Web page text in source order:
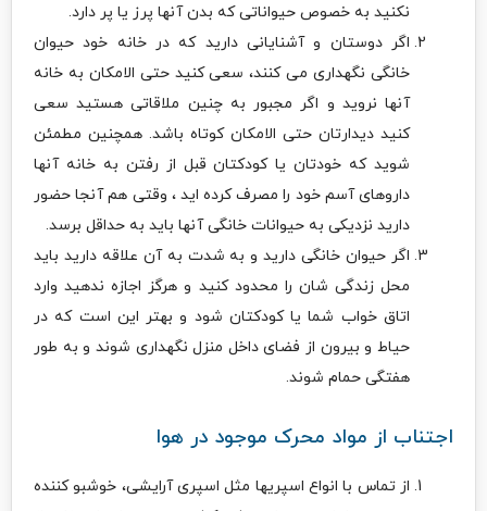
نکنید به خصوص حیواناتی که بدن آنها پرز یا پر دارد.
اگر دوستان و آشنایانی دارید که در خانه خود حیوان
خانگی نگهداری می کنند، سعی کنید حتی الامکان به خانه
آنها نروید و اگر مجبور به چنین ملاقاتی هستید سعی
کنید دیدارتان حتی الامکان کوتاه باشد. همچنین مطمئن
شوید که خودتان یا کودکتان قبل از رفتن به خانه آنها
داروهای آسم خود را مصرف کرده اید ، وقتی هم آنجا حضور
دارید نزدیکی به حیوانات خانگی آنها باید به حداقل برسد.
اگر حیوان خانگی دارید و به شدت به آن علاقه دارید باید
محل زندگی شان را محدود کنید و هرگز اجازه ندهید وارد
اتاق خواب شما یا کودکتان شود و بهتر این است که در
حیاط و بیرون از فضای داخل منزل نگهداری شوند و به طور
هفتگی حمام شوند.
اجتناب از مواد محرک موجود در هوا
از تماس با انواع اسپریها مثل اسپری آرایشی، خوشبو کننده